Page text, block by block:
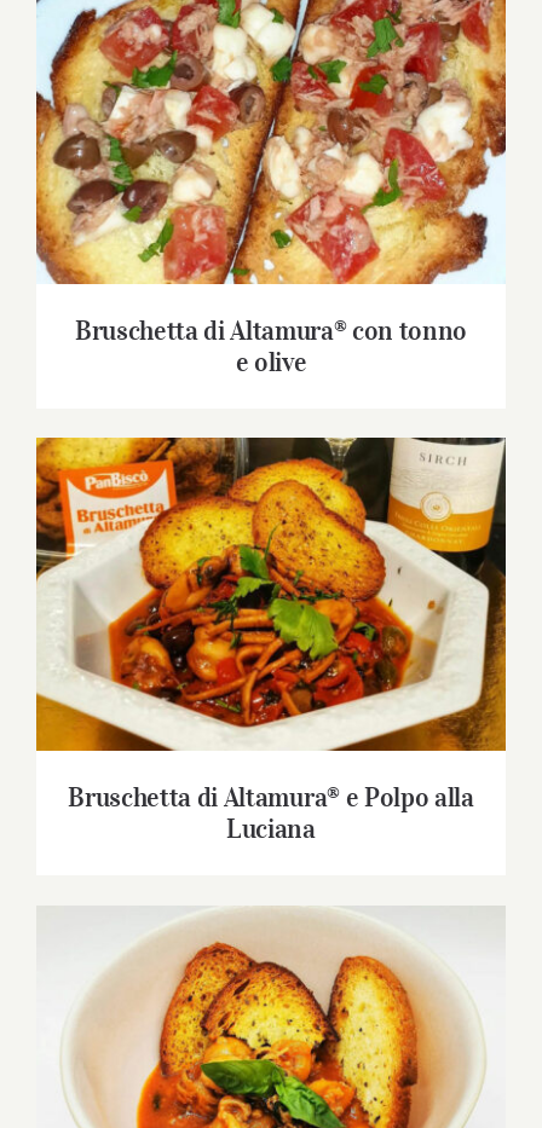
Download
Contatti
SHOP
Cerca
per:
Bruschetta di Altamura® con tonno e olive
Bruschetta di Altamura® con tonno
e olive
Bruschetta di Altamura® e Polpo alla
Luciana
Bruschetta di Altamura® e Polpo alla
Luciana
Seppioline con Bruschetta di Altamura®